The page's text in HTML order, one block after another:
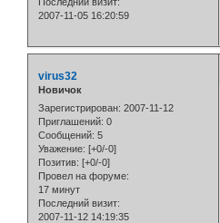
2007-11-05 16:20:59
virus32
Новичок
Зарегистрирован: 2007-11-12
Приглашений: 0
Сообщений: 5
Уважение: [+0/-0]
Позитив: [+0/-0]
Провел на форуме:
17 минут
Последний визит:
2007-11-12 14:19:35